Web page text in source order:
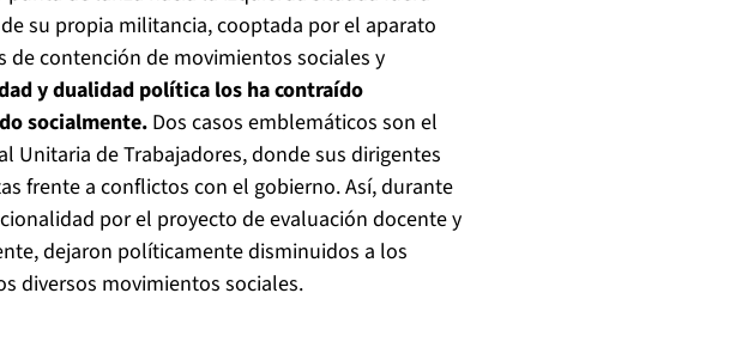
su propia militancia, cooptada por el aparato
contención de movimientos sociales y
y dualidad política los ha contraído
socialmente. Dos casos emblemáticos son el
Unitaria de Trabajadores, donde sus dirigentes
frente a conflictos con el gobierno. Así, durante
por el proyecto de evaluación docente y
dejaron políticamente disminuidos a los
diversos movimientos sociales.